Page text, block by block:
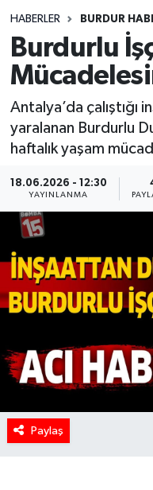
HABERLER BURDUR
Burdurlu
Antalya’da çalıştığı
yaralanan Burdurlu
haftalık yaşam
18.06.2026 - 12:30
YAYINLANMA
Paylaş
Spor
Tebrik
Türkiye